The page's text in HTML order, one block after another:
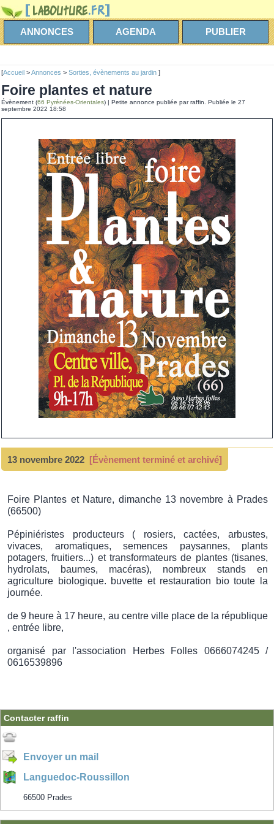
ANNONCES AGENDA PUBLIER
[Accueil >Annonces > Sorties, évènements au jardin ]
foire plantes et nature
Évènement (66 Pyrénées-Orientales) | Petite annonce publiée par raffin. Publiée le 27
septembre 2022 18:58
13 novembre 2022 [Évènement terminé et archivé]
Foire Plantes et Nature, dimanche 13 novembre à Prades
(66500)
Pépiniéristes producteurs ( rosiers, cactées, arbustes,
vivaces, aromatiques, semences paysannes, plants
potagers, fruitiers...) et transformateurs de plantes (tisanes,
hydrolats, baumes, macéras), nombreux stands en
agriculture biologique. buvette et restauration bio toute la
journée.
de 9 heure à 17 heure, au centre ville place de la république
, entrée libre,
organisé par l'association Herbes Folles 0666074245 /
0616539896
Contacter raffin
Envoyer un mail
Languedoc-Roussillon
66500 Prades